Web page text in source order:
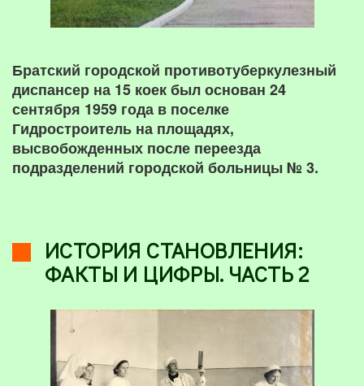
Братский городской противотуберкулезный
диспансер на 15 коек был основан 24
сентября 1959 года в поселке
Гидростроитель на площадях,
высвобожденных после переезда
подразделений городской больницы № 3.
ИСТОРИЯ СТАНОВЛЕНИЯ:
ФАКТЫ И ЦИФРЫ. ЧАСТЬ 2